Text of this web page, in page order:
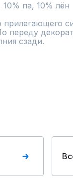
па, 10% лён
прилегающего
переду
сзади.